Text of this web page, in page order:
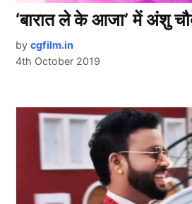
‘बारात ले के आजा’ में अंशु
by cgfilm.in
4th October 2019